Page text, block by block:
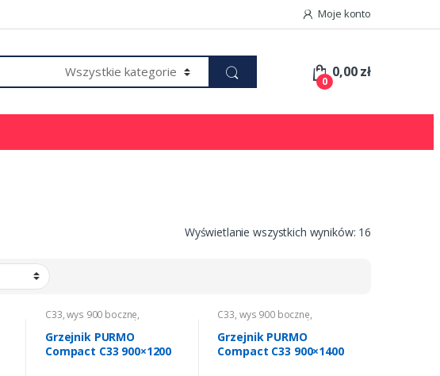
Moje konto
0
0,00zł
Wyświetlanie wszystkich wyników: 16
C33,wys 900 boczne,
Ogrzewanie Grzejniki CO
Grzejnik PURMO
Compact C33 900×1200
C33, wys 900 boczne,
Ogrzewanie Grzejniki CO
Grzejnik PURMO
Compact C33 900×1400